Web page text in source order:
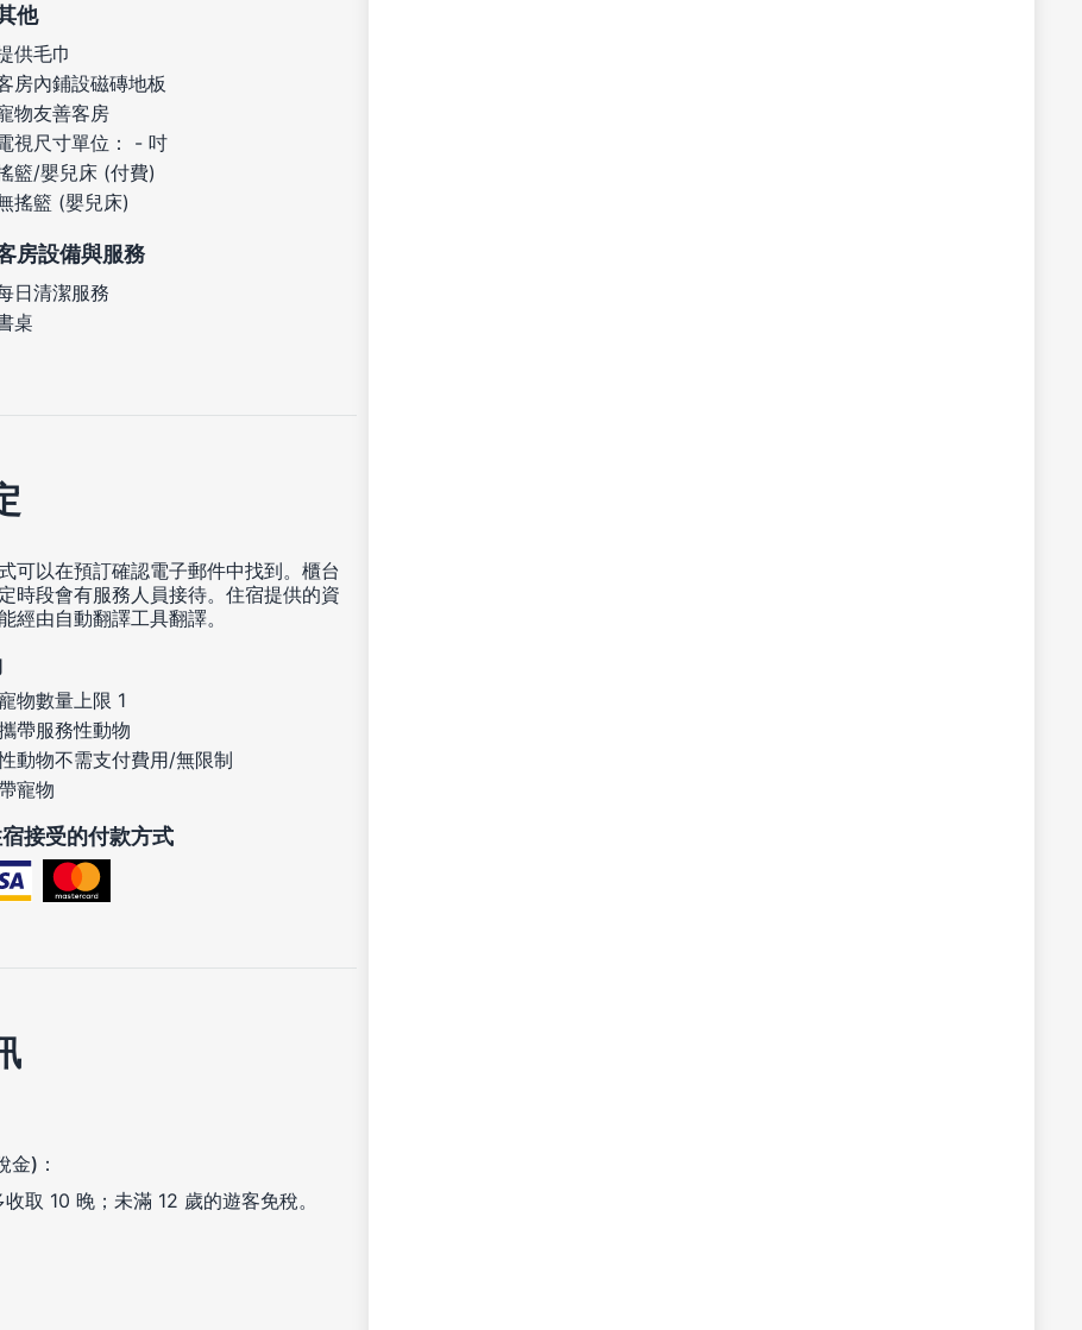
他
供毛巾
房內鋪設磁磚地板
物友善客房
視尺寸單位： - 吋
籃/嬰兒床 (付費)
搖籃 (嬰兒床)
房設備與服務
日清潔服務
桌
可以在預訂確認電子郵件中找到。櫃台
時段會有服務人員接待。住宿提供的資
經由自動翻譯工具翻譯。
物數量上限 1
帶服務性動物
動物不需支付費用/無限制
寵物
接受的付款方式
金)：
取 10 晚；未滿 12 歲的遊客免稅。